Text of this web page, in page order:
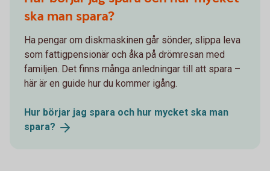
ska man spara?
Ha pengar om diskmaskinen går sönder, slippa leva
som fattigpensionär och åka på drömresan med
familjen. Det finns många anledningar till att spara –
här är en guide hur du kommer igång.
Hur börjar jag spara och hur mycket ska man
spara?